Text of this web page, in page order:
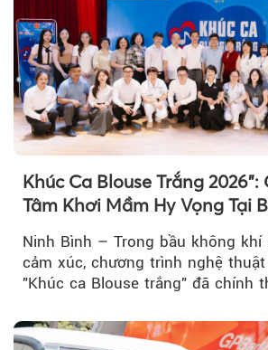
Khúc Ca Blouse Trắng 2026":
Tâm Khơi Mầm Hy Vọng Tại
Bạch Mai Cơ Sở Ninh Bình
Ninh Bình – Trong bầu không khí
cảm xúc, chương trình nghệ
"Khúc ca Blouse trắng" đã chính